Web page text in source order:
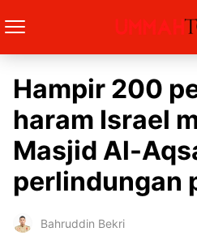
Hampir 200
haram Israel
Masjid Al-
perlindungan
Bahruddin Bekri